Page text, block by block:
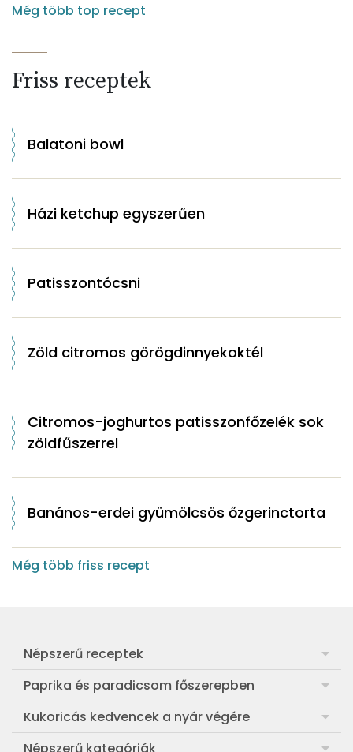
Még több top recept
Friss receptek
Balatoni bowl
Házi ketchup egyszerűen
Patisszontócsni
Zöld citromos görögdinnyekoktél
Citromos-joghurtos patisszonfőzelék sok
zöldfűszerrel
Banános-erdei gyümölcsös őzgerinctorta
Még több friss recept
Népszerű receptek
Frankfurti leves
Egyszerű muffin
Aranygaluska
Paprika és paradicsom főszerepben
Pan con Tomate
Paradicsom és paprika eltevése télre
Kukoricás kedvencek a nyár végére
Legfinomabb főtt kukorica
Népszerű kategóriák